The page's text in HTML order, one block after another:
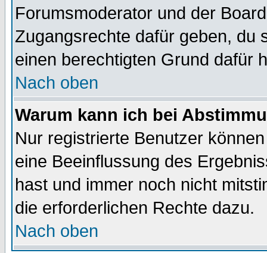
Forumsmoderator und der
Zugangsrechte dafür geben, du
einen berechtigten Grund dafür
Nach oben
Warum kann ich bei
Nur registrierte Benutzer
eine Beeinflussung des
hast und immer noch nicht
die erforderlichen Rechte dazu.
Nach oben